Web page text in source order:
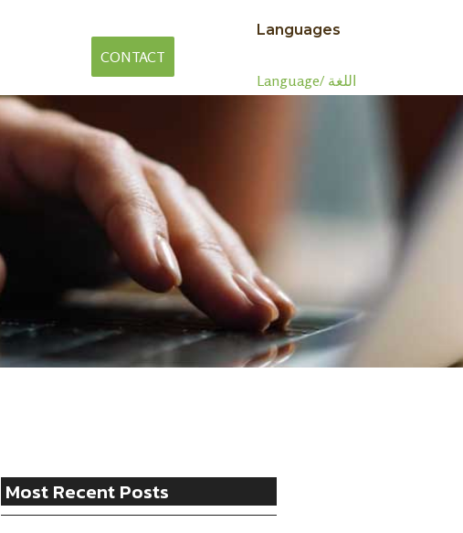
CONTACT
Languages
Language/ اللغة
Most Recent Posts